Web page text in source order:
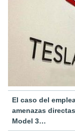
El caso del
amenazas
Model 3…